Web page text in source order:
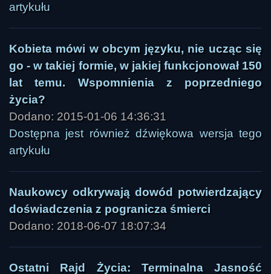
artykułu
Kobieta mówi w obcym języku, nie ucząc się
go - w takiej formie, w jakiej funkcjonował 150
lat temu. Wspomnienia z poprzedniego
życia?
Dodano: 2015-01-06 14:36:31
Dostępna jest również dźwiękowa wersja tego
artykułu
Naukowcy odkrywają dowód potwierdzający
doświadczenia z pogranicza śmierci
Dodano: 2018-06-07 18:07:34
Ostatni Rajd Życia: Terminalna Jasność